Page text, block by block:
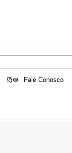
Fale Conosco